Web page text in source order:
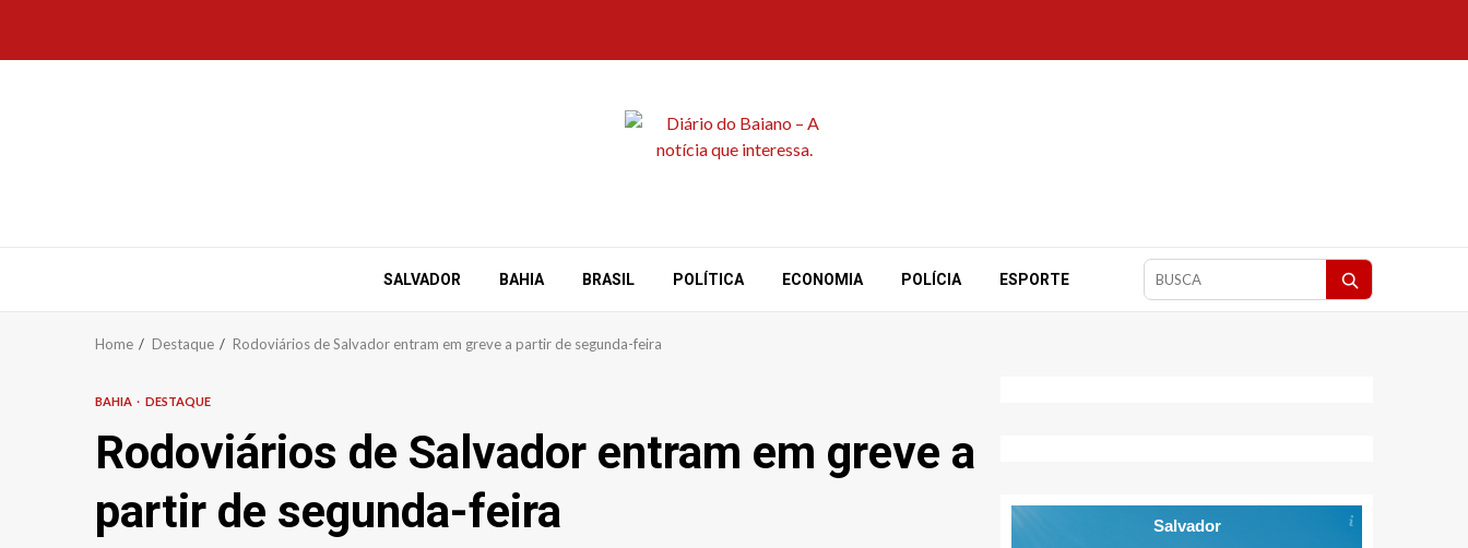
content
SALVADOR BAHIA BRASIL POLÍTICA ECONOMIA POLÍCIA ESPORTE
Pesquisar
Home Destaque Rodoviários de Salvador entram em greve a partir de segunda-feira
BAHIA DESTAQUE
Rodoviários de Salvador entram em greve a
partir de segunda-feira
Salvador